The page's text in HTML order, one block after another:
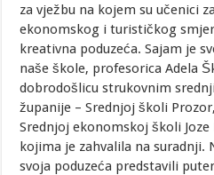
za vježbu na kojem su učenici
ekonomskog i turističkog
kreativna poduzeća. Sajam je
naše škole, profesorica Adela
dobrodošlicu strukovnim
županije – Srednjoj školi
Srednjoj ekonomskoj školi
kojima je zahvalila na suradnji.
svoja poduzeća predstavili